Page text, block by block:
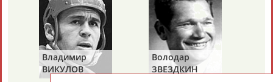
ТАБЛО АКТИВНОСТИ
Владимир
ВИКУЛОВ
Володар
ЗВЕЗДКИН